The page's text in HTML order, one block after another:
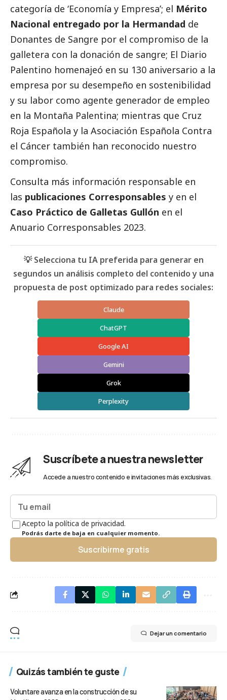
categoría de ‘Economía y Empresa’; el Mérito
Nacional entregado por la Hermandad de
Donantes de Sangre por el compromiso de la
galletera con la donación de sangre; El Diario
Palentino homenajeó en su 130 aniversario a la
empresa por su desempeño en sostenibilidad
y su labor como agente generador de empleo
en la Montaña Palentina; mientras que Cruz
Roja Española y la Asociación Española Contra
el Cáncer también han reconocido nuestro
compromiso.
Consulta más información responsable en
las publicaciones Corresponsables y en el
Caso Práctico de Galletas Gullón en el
Anuario Corresponsables 2023.
💡 Selecciona tu IA preferida para generar en
segundos un análisis completo del contenido y una
propuesta de post optimizado para redes sociales:
Claude
ChatGPT
Google AI
Gemini
Grok
Perplexity
Suscríbete a nuestra newsletter
Accede a nuestro contenido e invitaciones más exclusivas.
Acepto la política de privacidad.
Podrás darte de baja en cualquier momento.
Suscribirme gratis
Dejar un comentario
Quizás también te guste
Voluntare avanza en la construcción de su